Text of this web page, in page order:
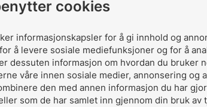
cookies
informasjonskapsler for å gi innhold og
å levere sosiale mediefunksjoner og for å
dessuten informasjon om hvordan du bruker
våre innen sosiale medier, annonsering og
den med annen informasjon du har
som de har samlet inn gjennom din bruk av
Designed